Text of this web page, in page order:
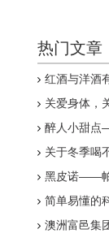
热门文章
红酒与洋酒
关爱身体，
醉人小甜
关于冬季喝
黑皮诺——帕
简单易懂的
澳洲富邑集